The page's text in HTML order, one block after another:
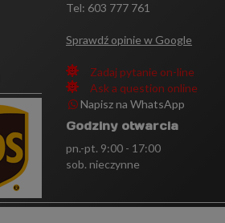
Tel: 603 777 761
Sprawdź opinie w Google
Zadaj pytanie on-line
Ask a question online
Napisz na WhatsApp
Godziny otwarcia
pn.-pt. 9:00 - 17:00
sob. nieczynne